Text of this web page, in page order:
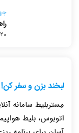
۲۰ اردیبهشت ۱۴۰۵
لبخند بزن و سفر کن!
مِستربلیط سامانه
اتوبوس، بلیط